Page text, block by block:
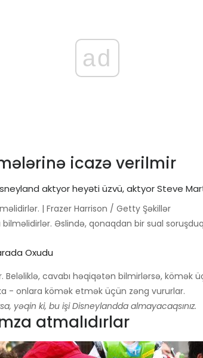
ad
icazə verilmir
| Frazer Harrison / Getty Şəkillər
bilməlidirlər. Əslində, qonaqdan bir sual
Oxudu
Beləliklə, cavabı həqiqətən bilmirlərsə, kömək
- onlara kömək etmək üçün zəng vururlar.
yəqin ki, bu işi Disneylandda almayacaqsınız.
atmalıdırlar